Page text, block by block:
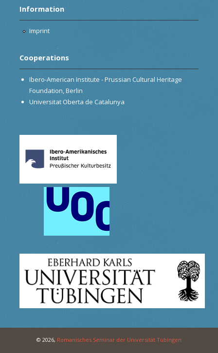
Information
Imprint
Cooperations
Ibero-American Institute - Prussian Cultural Heritage
Foundation, Berlin
Universitat Oberta de Catalunya
© 2026, Romanisches Seminar der Universität Tübingen